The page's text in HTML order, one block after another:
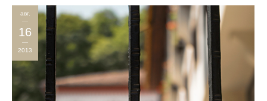
авг.
16
2013